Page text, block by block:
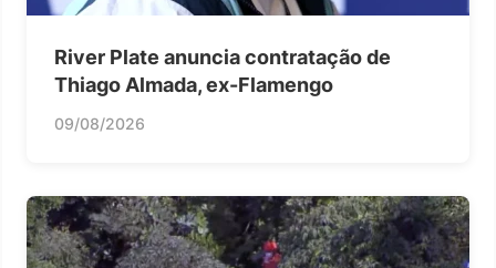
River Plate anuncia contratação de
Thiago Almada, ex-Flamengo
09/08/2026